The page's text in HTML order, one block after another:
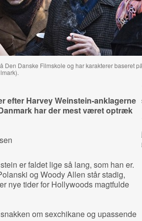
Den Danske Filmskole og har karakterer baseret
efter Harvey Weinstein-anklagerne
har der mest været optræk
er faldet lige så lang, som han er.
og Woody Allen står stadig,
nye tider for Hollywoods magtfulde
om sexchikane og upassende